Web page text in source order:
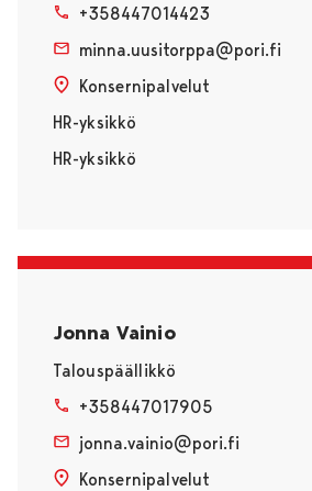
+358447014423
minna.uusitorppa@pori.fi
Konsernipalvelut
HR-yksikkö
HR-yksikkö
Jonna Vainio
Talouspäällikkö
+358447017905
jonna.vainio@pori.fi
Konsernipalvelut